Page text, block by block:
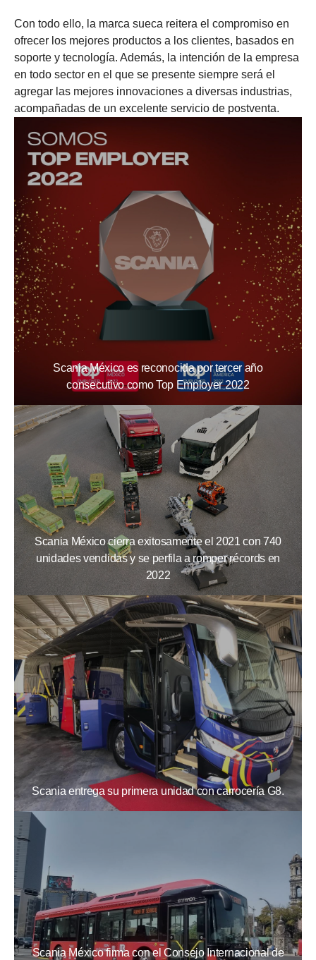
Con todo ello, la marca sueca reitera el compromiso en
ofrecer los mejores productos a los clientes, basados en
soporte y tecnología. Además, la intención de la empresa
en todo sector en el que se presente siempre será el
agregar las mejores innovaciones a diversas industrias,
acompañadas de un excelente servicio de postventa.
Scania México es reconocida por tercer año
consecutivo como Top Employer 2022
Scania México cierra exitosamente el 2021 con 740
unidades vendidas y se perfila a romper récords en
2022
Scania entrega su primera unidad con carrocería G8.
Scania México firma con el Consejo Internacional de